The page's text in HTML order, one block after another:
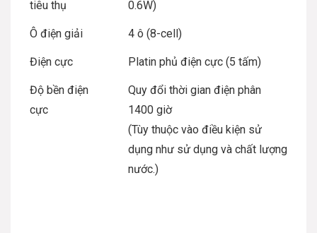
tiêu thụ
0.6W)
Ô điện giải 4 ô (8-cell)
Điện cực Platin phủ điện cực (5 tấm)
Độ bền điện
cực
Quy đổi thời gian điện phân
1400 giờ
(Tùy thuộc vào điều kiện sử
dụng như sử dụng và chất lượng
nước.)